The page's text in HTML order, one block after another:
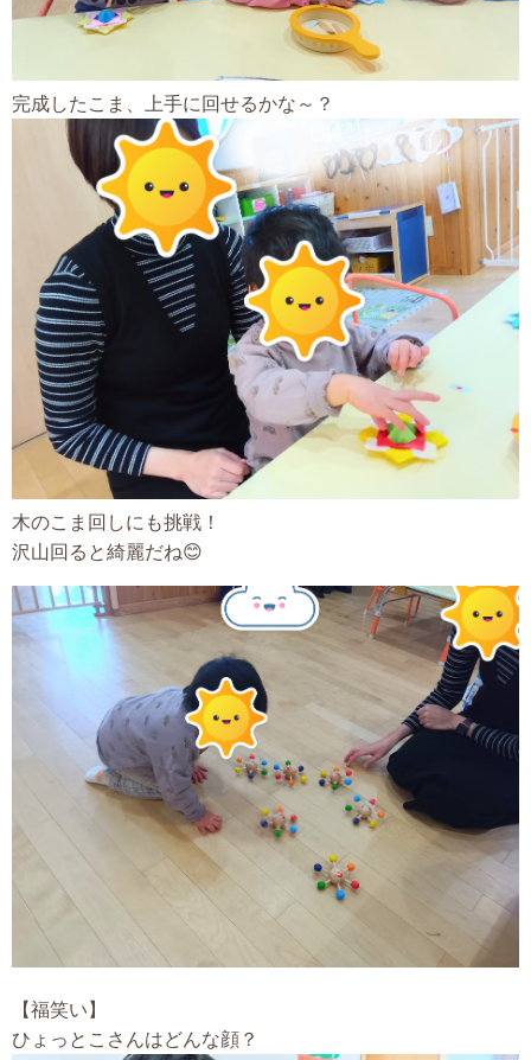
完成したこま、上手に回せるかな～？
木のこま回しにも挑戦！
沢山回ると綺麗だね😊
【福笑い】
ひょっとこさんはどんな顔？